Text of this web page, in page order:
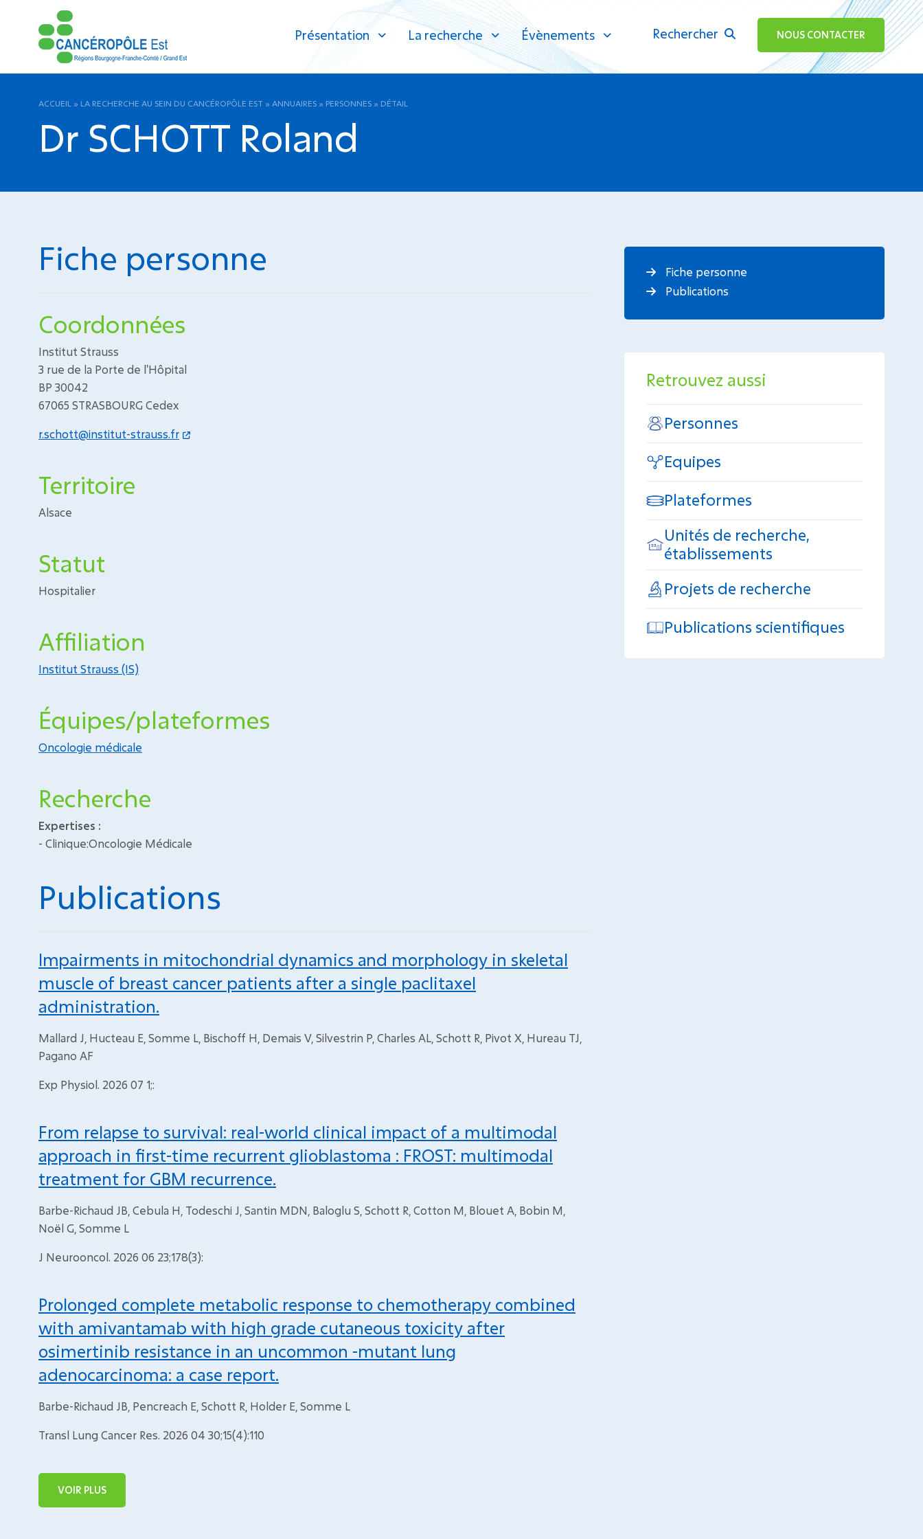
Présentation La recherche Évènements Rechercher
ok NOUS CONTACTER
ACCUEIL » LA RECHERCHE AU SEIN DU CANCÉROPÔLE EST » ANNUAIRES » PERSONNES » DÉTAIL
Dr SCHOTT Roland
Fiche personne
Coordonnées
Institut Strauss
3 rue de la Porte de l'Hôpital
BP 30042
67065 STRASBOURG Cedex
r.schott@institut-strauss.fr
Territoire
Alsace
Statut
Hospitalier
Affiliation
Institut Strauss (IS)
Équipes/plateformes
Oncologie médicale
Recherche
Expertises :
- Clinique:Oncologie Médicale
Publications
Impairments in mitochondrial dynamics and morphology in skeletal
muscle of breast cancer patients after a single paclitaxel
administration.
Mallard J, Hucteau E, Somme L, Bischoff H, Demais V, Silvestrin P, Charles AL, Schott R, Pivot X, Hureau TJ,
Pagano AF
Exp Physiol. 2026 07 1;:
From relapse to survival: real-world clinical impact of a multimodal
approach in first-time recurrent glioblastoma : FROST: multimodal
treatment for GBM recurrence.
Barbe-Richaud JB, Cebula H, Todeschi J, Santin MDN, Baloglu S, Schott R, Cotton M, Blouet A, Bobin M,
Noël G, Somme L
J Neurooncol. 2026 06 23;178(3):
Prolonged complete metabolic response to chemotherapy combined
with amivantamab with high grade cutaneous toxicity after
osimertinib resistance in an uncommon -mutant lung
adenocarcinoma: a case report.
Barbe-Richaud JB, Pencreach E, Schott R, Holder E, Somme L
Transl Lung Cancer Res. 2026 04 30;15(4):110
VOIR PLUS
Fiche personne
Publications
Retrouvez aussi
Personnes
Equipes
Plateformes
Unités de recherche,
établissements
Projets de recherche
Publications scientifiques